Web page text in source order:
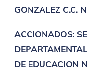
GONZALEZ C.C.
ACCIONADOS:
DE EDUCACION